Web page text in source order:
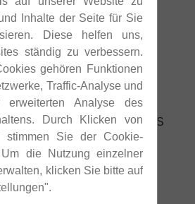
/ BÜRO /
/ LABOR / FITNESS
Inhalte der Seite für Sie
Diese helfen uns,
ständig zu verbessern.
gehören Funktionen
Traffic-Analyse und
erweiterten Analyse des
Durch Klicken von
stimmen Sie der Cookie-
die Nutzung einzelner
klicken Sie bitte auf